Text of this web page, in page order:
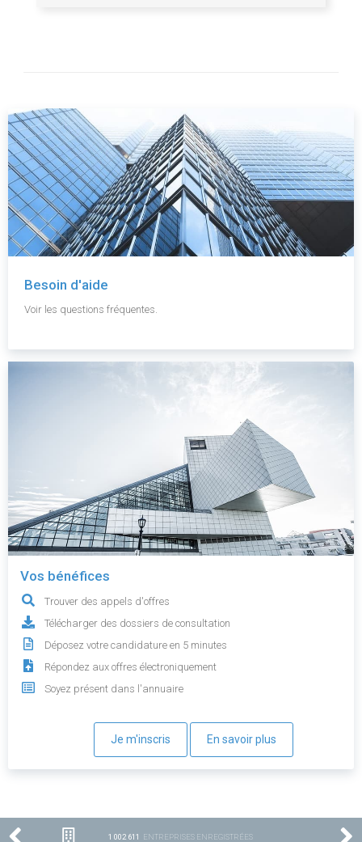
Besoin d'aide
Voir les questions fréquentes.
Vos bénéfices
Trouver des appels d'offres
Télécharger des dossiers de consultation
Déposez votre candidature en 5 minutes
Répondez aux offres électroniquement
Soyez présent dans l'annuaire
Je m'inscris En savoir plus
1 002 611 ENTREPRISES ENREGISTRÉES